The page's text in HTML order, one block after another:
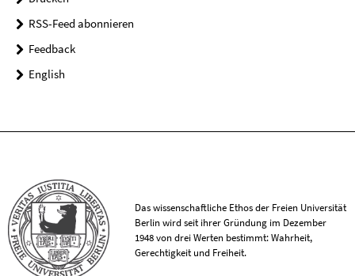
RSS-Feed abonnieren
Feedback
English
Das wissenschaftliche Ethos der Freien Universität
Berlin wird seit ihrer Gründung im Dezember
1948 von drei Werten bestimmt: Wahrheit,
Gerechtigkeit und Freiheit.